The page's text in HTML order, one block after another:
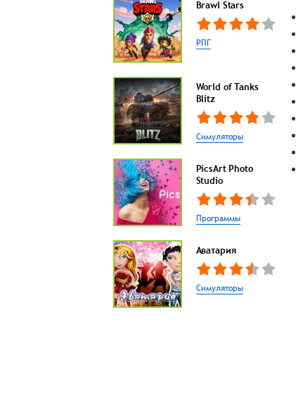
Brawl Stars
РПГ
World of Tanks
Blitz
Симуляторы
PicsArt Photo
Studio
Программы
Аватария
Симуляторы